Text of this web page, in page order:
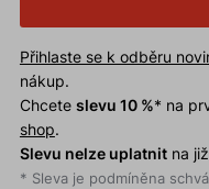
Přihlaste se k odběru
nákup.
Chcete slevu 10 %* na
shop.
Slevu nelze uplatnitna
* Sleva je podmíněna